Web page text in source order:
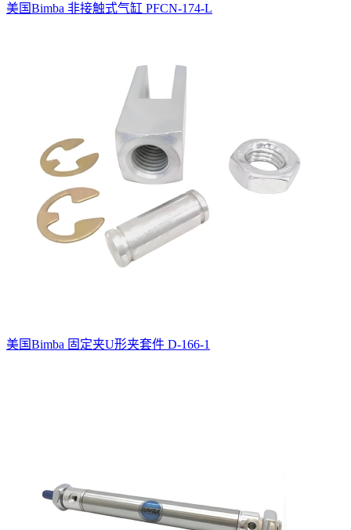
美国Bimba 非接触式气缸 PFCN-174-L
美国Bimba 固定夹U形夹套件 D-166-1